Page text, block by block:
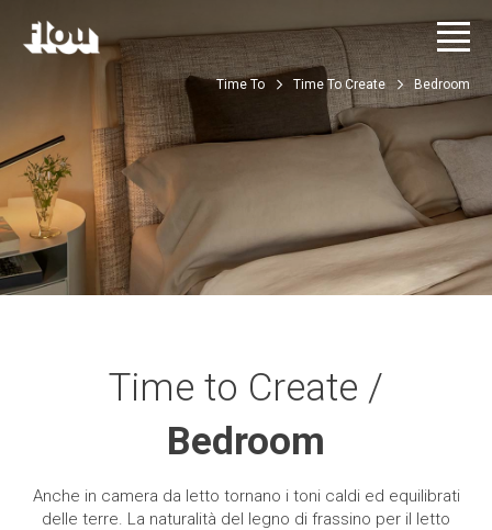
Time To Time To Create Bedroom
Time to Create /
Bedroom
Anche in camera da letto tornano i toni caldi ed equilibrati
delle terre. La naturalità del legno di frassino per il letto